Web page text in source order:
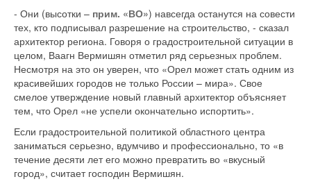
- Они (высотки – прим. «ВО») навсегда останутся на совести
тех, кто подписывал разрешение на строительство, - сказал
архитектор региона. Говоря о градостроительной ситуации в
целом, Ваагн Вермишян отметил ряд серьезных проблем.
Несмотря на это он уверен, что «Орел может стать одним из
красивейших городов не только России – мира». Свое
смелое утверждение новый главный архитектор объясняет
тем, что Орел «не успели окончательно испортить».
Если градостроительной политикой областного центра
заниматься серьезно, вдумчиво и профессионально, то «в
течение десяти лет его можно превратить во «вкусный
город», считает господин Вермишян.